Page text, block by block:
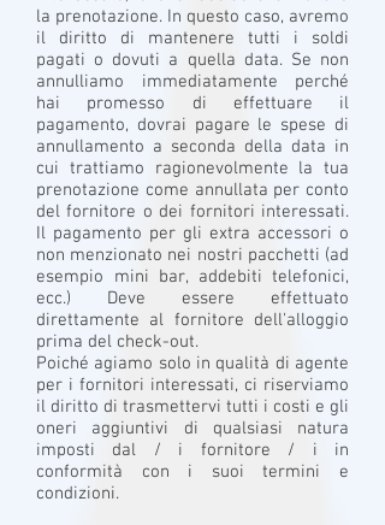
la prenotazione. In questo caso, avremo
il diritto di mantenere tutti i soldi
pagati o dovuti a quella data. Se non
annulliamo immediatamente perché
hai promesso di effettuare il
pagamento, dovrai pagare le spese di
annullamento a seconda della data in
cui trattiamo ragionevolmente la tua
prenotazione come annullata per conto
del fornitore o dei fornitori interessati.
Il pagamento per gli extra accessori o
non menzionato nei nostri pacchetti (ad
esempio mini bar, addebiti telefonici,
ecc.) Deve essere effettuato
direttamente al fornitore dell'alloggio
prima del check-out.
Poiché agiamo solo in qualità di agente
per i fornitori interessati, ci riserviamo
il diritto di trasmettervi tutti i costi e gli
oneri aggiuntivi di qualsiasi natura
imposti dal / i fornitore / i in
conformità con i suoi termini e
condizioni.